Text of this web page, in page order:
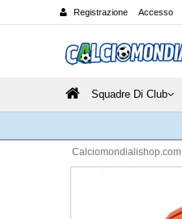
Registrazione Accesso
Squadre Di Club
Calciomondialishop.com